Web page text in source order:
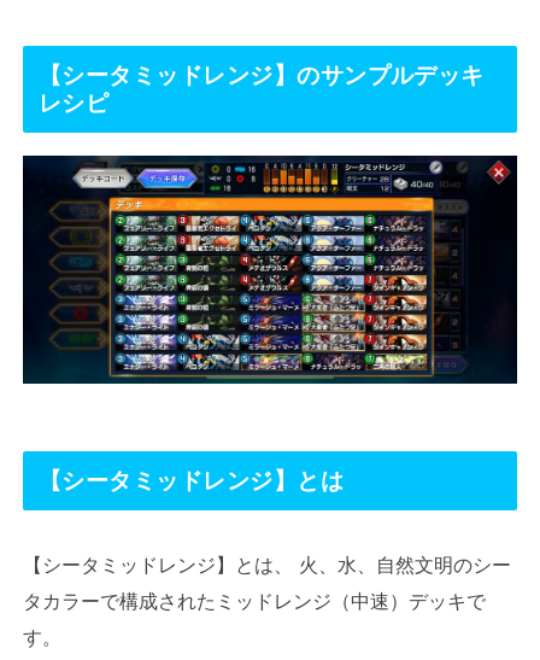
【シータミッドレンジ】のサンプルデッキ
レシピ
【シータミッドレンジ】 とは
【シータミッドレンジ】とは、 火、水、自然文明のシー
タカラーで構成されたミッドレンジ（中速）デッキで
す。